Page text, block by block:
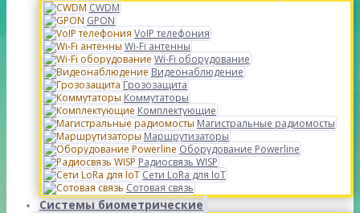
CWDM
GPON
VoIP телефония
Wi-Fi антенны
Wi-Fi оборудование
Видеонаблюдение
Грозозащита
Коммутаторы
Комплектующие
Магистральные радиомосты
Маршрутизаторы
Оборудование Powerline
Радиосвязь WISP
Сети LoRa для IoT
Сотовая связь
Системы биометрические